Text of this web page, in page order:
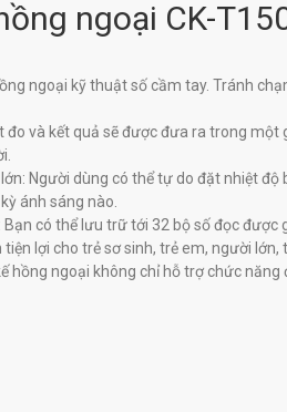
ngoại CK-
ngoại kỹ thuật số cầm tay. Tránh
đo và kết quả sẽ được đưa ra trong
Người dùng có thể tự do đặt nhiệt
ánh sáng nào.
Bạn có thể lưu trữ tới 32 bộ số đọc
lợi cho trẻ sơ sinh, trẻ em, người
hồng ngoại không chỉ hỗ trợ chức